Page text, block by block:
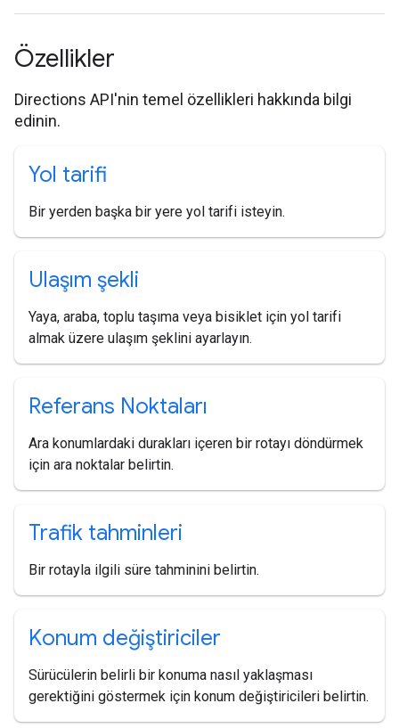
Özellikler
Directions API'nin temel özellikleri hakkında bilgi
edinin.
Yol tarifi
Bir yerden başka bir yere yol tarifi isteyin.
Ulaşım şekli
Yaya, araba, toplu taşıma veya bisiklet için yol tarifi
almak üzere ulaşım şeklini ayarlayın.
Referans Noktaları
Ara konumlardaki durakları içeren bir rotayı döndürmek
için ara noktalar belirtin.
Trafik tahminleri
Bir rotayla ilgili süre tahminini belirtin.
Konum değiştiriciler
Sürücülerin belirli bir konuma nasıl yaklaşması
gerektiğini göstermek için konum değiştiricileri belirtin.